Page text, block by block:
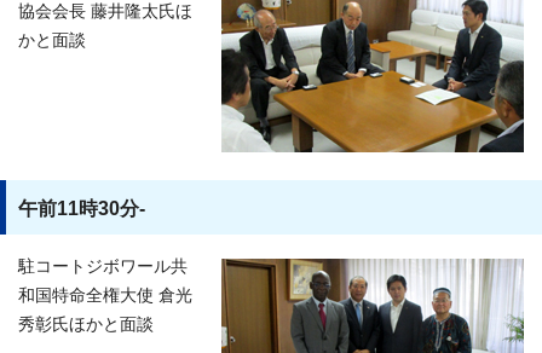
協会会長 藤井隆太氏ほ
かと面談
午前11時30分-
駐コートジボワール共
和国特命全権大使 倉光
秀彰氏ほかと面談